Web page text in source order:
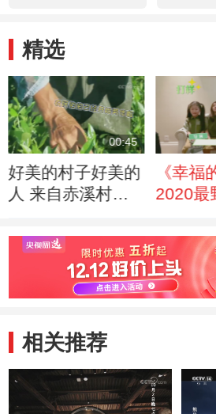
精选
00:45
好美的村子好美的
人 来自赤溪村的
《幸
2020最
照
相关推荐